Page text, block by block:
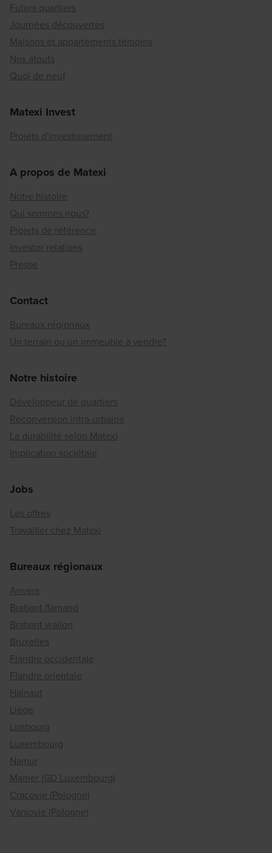
Futurs quartiers
Journées découvertes
Maisons et appartements témoins
Nos atouts
Quoi de neuf
Matexi Invest
Projets d'investissement
A propos de Matexi
Notre histoire
Qui sommes nous?
Projets de référence
Investor relations
Presse
Contact
Bureaux régionaux
Un terrain ou un immeuble à vendre?
Notre histoire
Développeur de quartiers
Reconversion intra-urbaine
La durabilité selon Matexi
Implication sociétale
Jobs
Les offres
Travailler chez Matexi
Bureaux régionaux
Anvers
Brabant flamand
Brabant wallon
Bruxelles
Flandre occidentale
Flandre orientale
Hainaut
Liège
Limbourg
Luxembourg
Namur
Mamer (GD Luxembourg)
Cracovie (Pologne)
Varsovie (Pologne)